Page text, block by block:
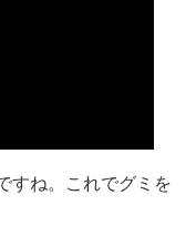
すね。これでグミを